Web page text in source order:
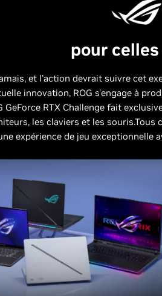
pour
et l'action devrait suivre cet
innovation, ROG s'engage à
GeForce RTX Challenge fait
les claviers et les
expérience de jeu